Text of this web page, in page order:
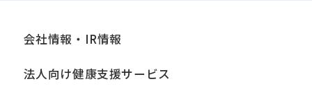
会社情報・IR情報
法人向け健康支援サービス